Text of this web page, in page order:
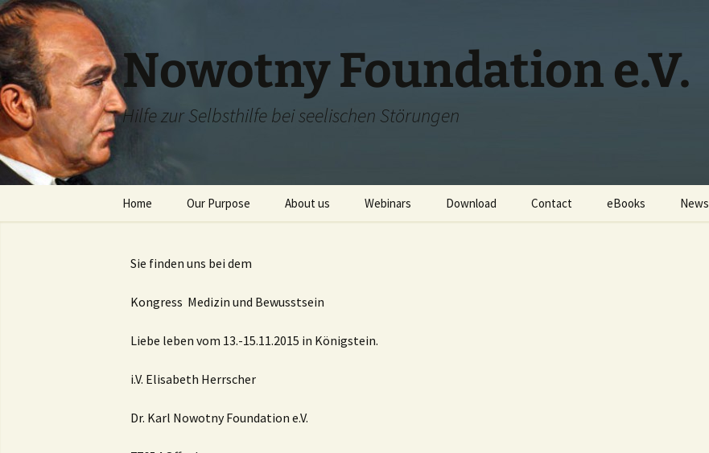
Skip
to
content
Nowotny Foundation e.V.
Hilfe zur Selbsthilfe bei seelischen Störungen
Home Our Purpose About us Webinars
Finding a healthy life
Download Contact eBooks News
Sie finden uns bei dem
Kongress  Medizin und Bewusstsein
Liebe leben vom 13.-15.11.2015 in Königstein.
i.V. Elisabeth Herrscher
Dr. Karl Nowotny Foundation e.V.